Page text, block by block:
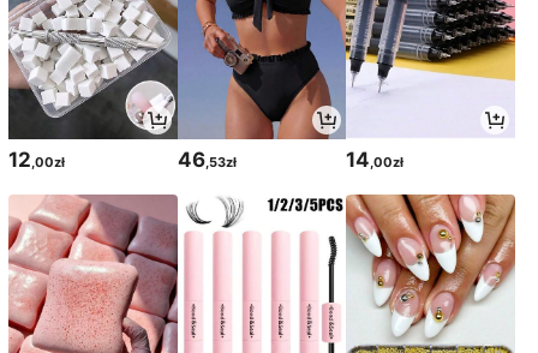
12 ,00zł 46,53zł 14 ,00zł